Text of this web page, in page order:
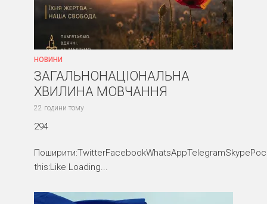
НОВИНИ
ЗАГАЛЬНОНАЦІОНАЛЬНА
ХВИЛИНА МОВЧАННЯ
22 години тому
294
this:Like Loading...